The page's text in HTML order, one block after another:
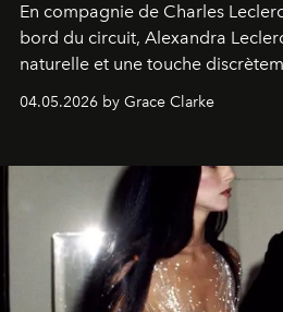
En compagnie de Charles
bord du circuit, Alexandra
naturelle et une touche
de la Formule 1.
04.05.2026 by Grace Clarke